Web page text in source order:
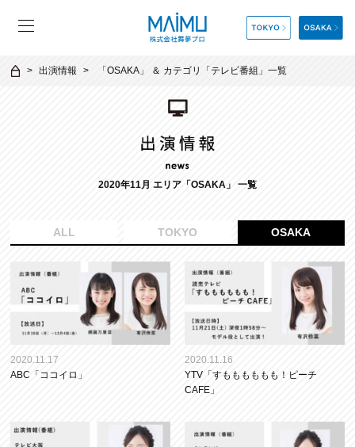
出演情報 「OSAKA 」 ＆ カテゴリ「 テレビ番組 」一覧
2020年11月 エリア「OSAKA」 一覧
ALL TOKYO OSAKA
2020.11.17
ABC「ココイロ」
2020.11.16
YTV「すもももももも！ピーチ
CAFE」